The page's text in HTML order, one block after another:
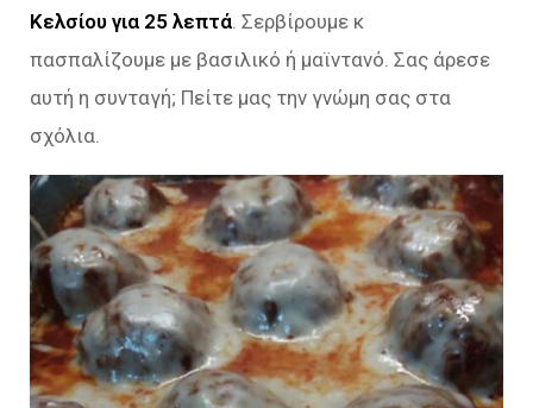
Κελσίου για 25 λεπτά. Σερβίρουμε κ
πασπαλίζουμε με βασιλικό ή μαϊντανό. Σας άρεσε
αυτή η συνταγή; Πείτε μας την γνώμη σας στα
σχόλια.